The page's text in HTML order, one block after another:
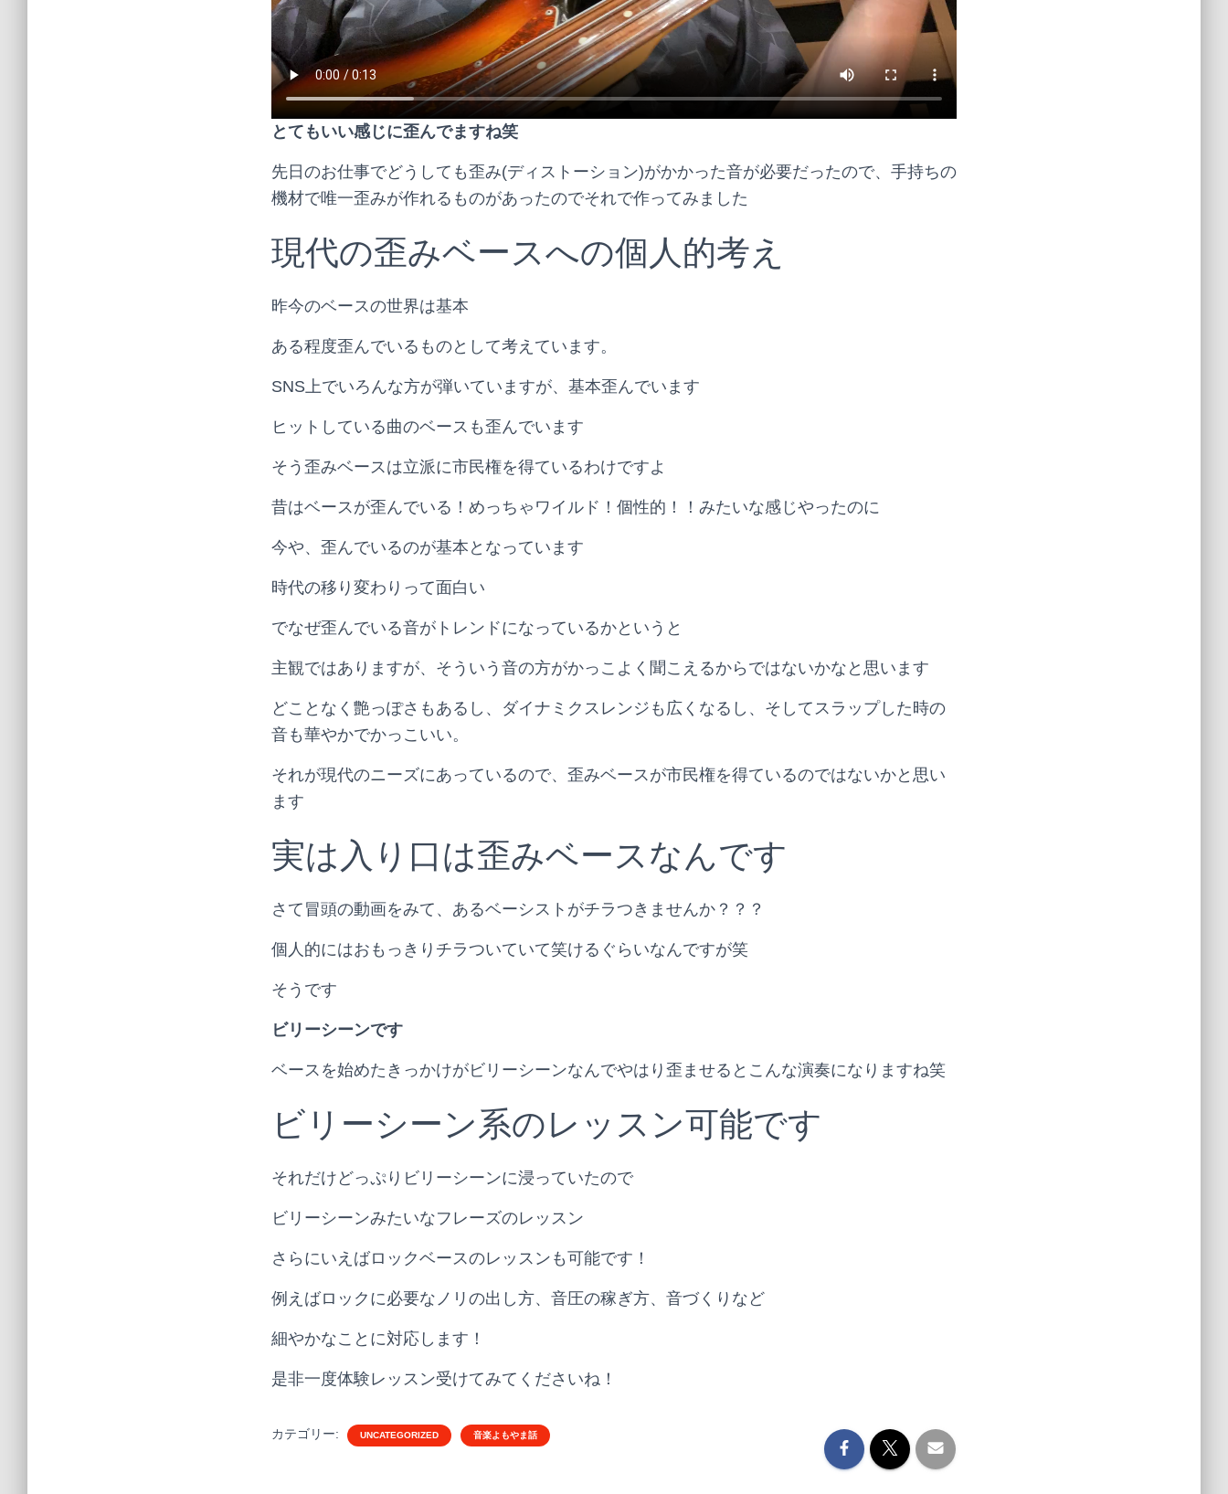
とてもいい感じに歪んでますね笑
先日のお仕事でどうしても歪み(ディストーション)がかかった音が必要だったので、手持ちの
機材で唯一歪みが作れるものがあったのでそれで作ってみました
現代の歪みベースへの個人的考え
昨今のベースの世界は基本
ある程度歪んでいるものとして考えています。
SNS上でいろんな方が弾いていますが、基本歪んでいます
ヒットしている曲のベースも歪んでいます
そう歪みベースは立派に市民権を得ているわけですよ
昔はベースが歪んでいる！めっちゃワイルド！個性的！！みたいな感じやったのに
今や、歪んでいるのが基本となっています
時代の移り変わりって面白い
でなぜ歪んでいる音がトレンドになっているかというと
主観ではありますが、そういう音の方がかっこよく聞こえるからではないかなと思います
どことなく艶っぽさもあるし、ダイナミクスレンジも広くなるし、そしてスラップした時の
音も華やかでかっこいい。
それが現代のニーズにあっているので、歪みベースが市民権を得ているのではないかと思い
ます
実は入り口は歪みベースなんです
さて冒頭の動画をみて、あるベーシストがチラつきませんか？？？
個人的にはおもっきりチラついていて笑けるぐらいなんですが笑
そうです
ビリーシーンです
ベースを始めたきっかけがビリーシーンなんでやはり歪ませるとこんな演奏になりますね笑
ビリーシーン系のレッスン可能です
それだけどっぷりビリーシーンに浸っていたので
ビリーシーンみたいなフレーズのレッスン
さらにいえばロックベースのレッスンも可能です！
例えばロックに必要なノリの出し方、音圧の稼ぎ方、音づくりなど
細やかなことに対応します！
是非一度体験レッスン受けてみてくださいね！
カテゴリー: UNCATEGORIZED 音楽よもやま話